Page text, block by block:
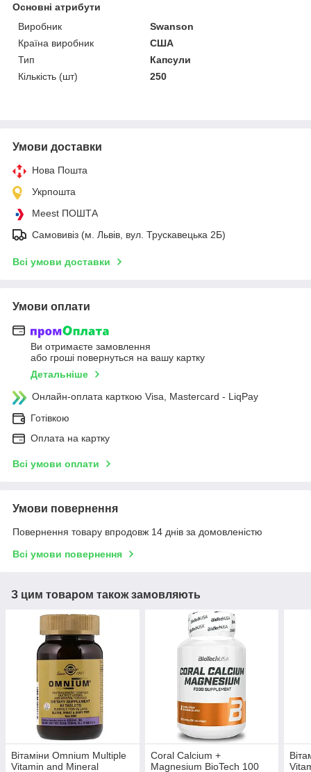
Основні атрибути
Виробник
Swanson
Країна виробник
США
Тип
Капсули
Кількість (шт)
250
Умови доставки
Нова Пошта
Укрпошта
Meest ПОШТА
Самовивіз (м. Львів, вул. Трускавецька 2Б)
Всі умови доставки
Умови оплати
Ви отримаєте замовлення
або гроші повернуться на вашу картку
Детальніше
Онлайн-оплата карткою Visa, Mastercard - LiqPay
Готівкою
Оплата на картку
Всі умови оплати
Умови повернення
Повернення товару впродовж 14 днів за домовленістю
Всі умови повернення
З цим товаром також замовляють
Вітаміни Omnium Multiple
Vitamin and Mineral
Coral Calcium +
Magnesium BioTech 100